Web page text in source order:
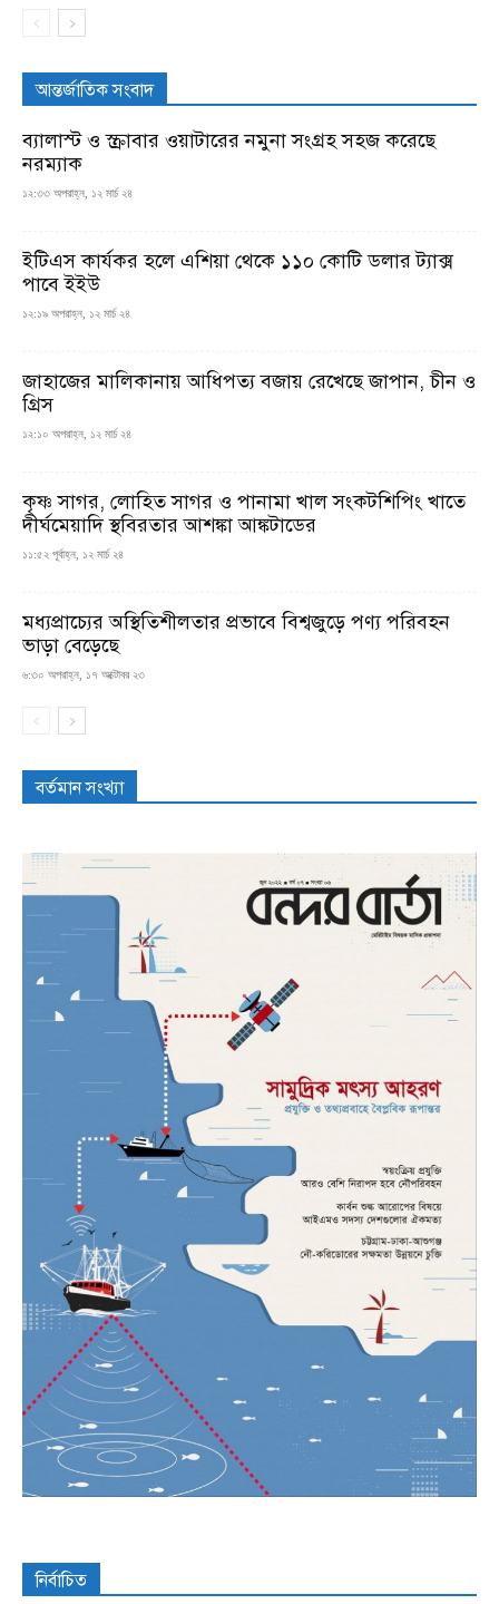
আন্তর্জাতিক সংবাদ
ব্যালাস্ট ও স্ক্রাবার ওয়াটারের নমুনা সংগ্রহ সহজ করেছে
নরম্যাক
১২:৩৩ অপরাহ্ন, ১২ মার্চ ২৪
ইটিএস কার্যকর হলে এশিয়া থেকে ১১০ কোটি ডলার ট্যাক্স
পাবে ইইউ
১২:১৯ অপরাহ্ন, ১২ মার্চ ২৪
জাহাজের মালিকানায় আধিপত্য বজায় রেখেছে জাপান, চীন ও
গ্রিস
১২:১০ অপরাহ্ন, ১২ মার্চ ২৪
কৃষ্ণ সাগর, লোহিত সাগর ও পানামা খাল সংকটশিপিং খাতে
দীর্ঘমেয়াদি স্থবিরতার আশঙ্কা আঙ্কটাডের
১১:৫২ পূর্বাহ্ন, ১২ মার্চ ২৪
মধ্যপ্রাচ্যের অস্থিতিশীলতার প্রভাবে বিশ্বজুড়ে পণ্য পরিবহন
ভাড়া বেড়েছে
৬:৩০ অপরাহ্ন, ১৭ অক্টোবর ২৩
বর্তমান সংখ্যা
নির্বাচিত